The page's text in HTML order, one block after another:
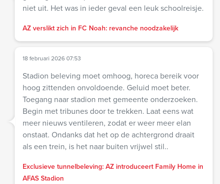
niet uit. Het was in ieder geval een leuk schoolreisje.
AZ verslikt zich in FC Noah: revanche noodzakelijk
18 februari 2026 07:53
Stadion beleving moet omhoog, horeca bereik voor
hoog zittenden onvoldoende. Geluid moet beter.
Toegang naar stadion met gemeente onderzoeken.
Begin met tribunes door te trekken. Laat eens wat
meer nieuws ventileren, zodat er weer meer elan
onstaat. Ondanks dat het op de achtergrond draait
als een trein, is het naar buiten vrijwel stil..
Exclusieve tunnelbeleving: AZ introduceert Family Home in
AFAS Stadion